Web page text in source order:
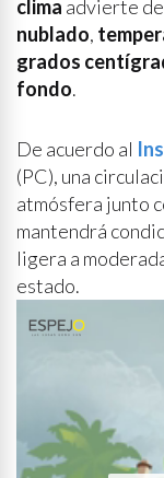
clima advierte
nublado,
grados
fondo.
De acuerdo al
(PC), una
atmósfera junto
mantendrá
ligera a
estado.